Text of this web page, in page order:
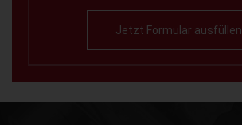
Jetzt Formular ausfüllen